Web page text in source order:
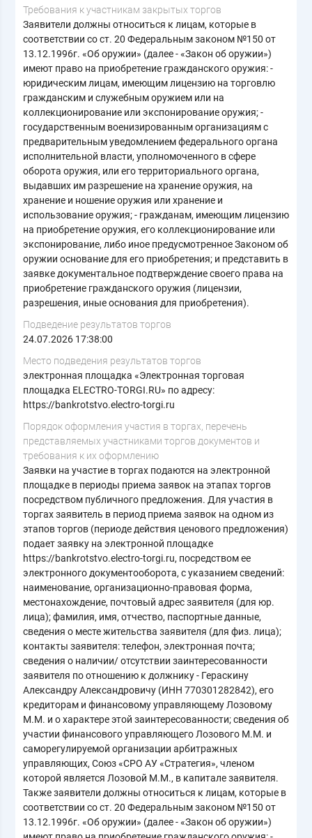
Требования к участникам закрытых торгов
Заявители должны относиться к лицам, которые в
соответствии со ст. 20 Федеральным законом №150 от
13.12.1996г. «Об оружии» (далее - «Закон об оружии»)
имеют право на приобретение гражданского оружия: -
юридическим лицам, имеющим лицензию на торговлю
гражданским и служебным оружием или на
коллекционирование или экспонирование оружия; -
государственным военизированным организациям с
предварительным уведомлением федерального органа
исполнительной власти, уполномоченного в сфере
оборота оружия, или его территориального органа,
выдавших им разрешение на хранение оружия, на
хранение и ношение оружия или хранение и
использование оружия; - гражданам, имеющим лицензию
на приобретение оружия, его коллекционирование или
экспонирование, либо иное предусмотренное Законом об
оружии основание для его приобретения; и представить в
заявке документальное подтверждение своего права на
приобретение гражданского оружия (лицензии,
разрешения, иные основания для приобретения).
Подведение результатов торгов
24.07.2026 17:38:00
Место подведения результатов торгов
электронная площадка «Электронная торговая
площадка ELECTRO-TORGI.RU» по адресу:
https://bankrotstvo.electro-torgi.ru
Порядок оформления участия в торгах, перечень
представляемых участниками торгов документов и
требования к их оформлению
Заявки на участие в торгах подаются на электронной
площадке в периоды приема заявок на этапах торгов
посредством публичного предложения. Для участия в
торгах заявитель в период приема заявок на одном из
этапов торгов (периоде действия ценового предложения)
подает заявку на электронной площадке
https://bankrotstvo.electro-torgi.ru, посредством ее
электронного документооборота, с указанием сведений:
наименование, организационно-правовая форма,
местонахождение, почтовый адрес заявителя (для юр.
лица); фамилия, имя, отчество, паспортные данные,
сведения о месте жительства заявителя (для физ. лица);
контакты заявителя: телефон, электронная почта;
сведения о наличии/ отсутствии заинтересованности
заявителя по отношению к должнику - Гераскину
Александру Александровичу (ИНН 770301282842), его
кредиторам и финансовому управляющему Лозовому
М.М. и о характере этой заинтересованности; сведения об
участии финансового управляющего Лозового М.М. и
саморегулируемой организации арбитражных
управляющих, Союз «СРО АУ «Стратегия», членом
которой является Лозовой М.М., в капитале заявителя.
Также заявители должны относиться к лицам, которые в
соответствии со ст. 20 Федеральным законом №150 от
13.12.1996г. «Об оружии» (далее - «Закон об оружии»)